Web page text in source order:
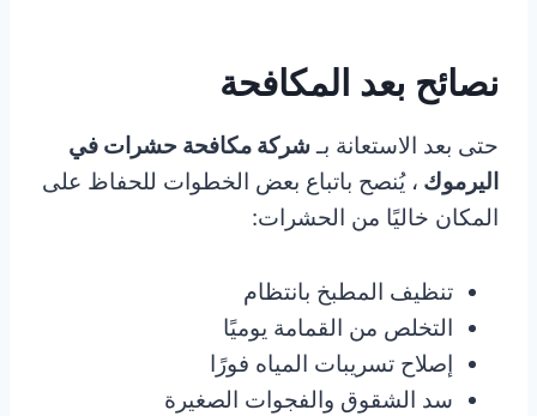
نصائح بعد المكافحة
حتى بعد الاستعانة بـشركة مكافحة حشرات في
اليرموك ، يُنصح باتباع بعض الخطوات للحفاظ على
المكان خاليًا من الحشرات:
تنظيف المطبخ بانتظام
التخلص من القمامة يوميًا
إصلاح تسريبات المياه فورًا
سد الشقوق والفجوات الصغيرة